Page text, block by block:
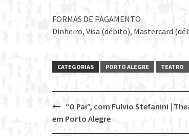
FORMAS DE PAGAMENTO
Dinheiro, Visa (débito), Mastercard
CATEGORIAS PORTO ALEGRE TEATRO
Post
navigation
“O Pai”, com Fulvio Stefanini |
em Porto Alegre